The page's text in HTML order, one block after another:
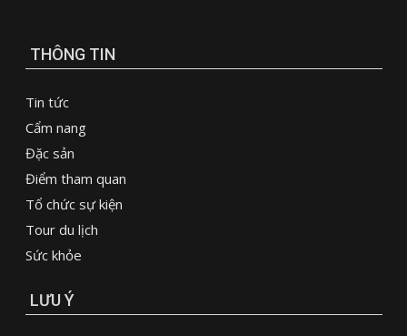
THÔNG TIN
Tin tức
Cẩm nang
Đặc sản
Điểm tham quan
Tổ chức sự kiện
Tour du lịch
Sức khỏe
LƯU Ý